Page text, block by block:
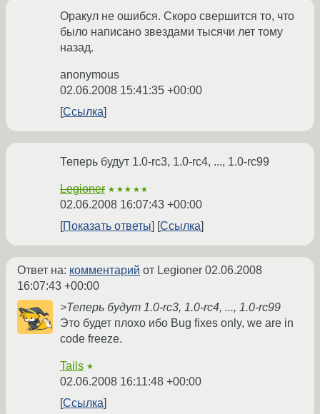
Оракул не ошибся. Скоро свершится то, что
было написано звездами тысячи лет тому
назад.
anonymous
02.06.2008 15:41:35 +00:00
Ссылка
Теперь будут 1.0-rc3, 1.0-rc4, ..., 1.0-rc99
Legioner ★★★★★
02.06.2008 16:07:43 +00:00
Показать ответы
Ссылка
Ответ на: комментарий от Legioner 02.06.2008
16:07:43 +00:00
>Теперь будут 1.0-rc3, 1.0-rc4, ..., 1.0-rc99
Это будет плохо ибо Bug fixes only, we are in
code freeze.
Tails ★
02.06.2008 16:11:48 +00:00
Ссылка